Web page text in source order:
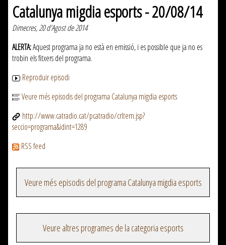
Catalunya migdia esports - 20/08/14
Dimecres, 20 d'Agost de 2014
ALERTA:Aquest programa ja no està en emissió, i es possible que ja no es
trobin els fitxers del programa.
Reproduir episodi
Veure més episodis del programa Catalunya migdia esports
http://www.catradio.cat/pcatradio/crItem.jsp?
seccio=programa&idint=1289
RSS feed
Veure més episodis del programa Catalunya migdia esports
Veure altres programes de la categoria esports